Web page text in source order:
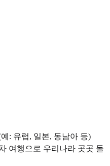
: 유럽, 일본, 동남아 등)
여행으로 우리나라 곳곳 돌